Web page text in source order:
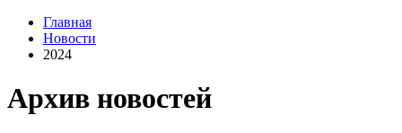
Главная
Новости
2024
Архив новостей